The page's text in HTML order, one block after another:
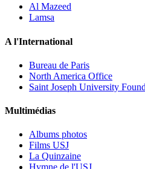
Al Mazeed
Lamsa
A l'International
Bureau de Paris
North America Office
Saint Joseph University
Multimédias
Albums photos
Films USJ
La Quinzaine